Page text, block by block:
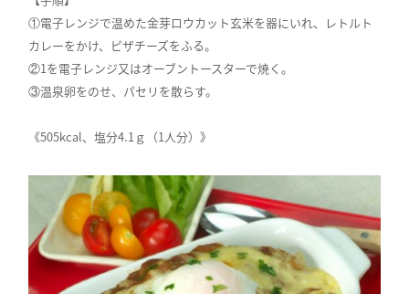
①電子レンジで温めた金芽ロウカット玄米を器にいれ、レトルト
カレーをかけ、ピザチーズをふる。
②1を電子レンジ又はオーブントースターで焼く。
③温泉卵をのせ、パセリを散らす。
《505kcal、塩分4.1ｇ（1人分）》